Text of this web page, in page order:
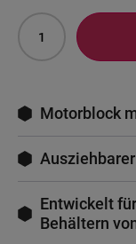
Motorblock
Entwickelt
Behältern